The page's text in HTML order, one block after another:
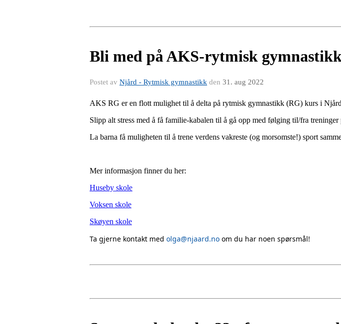
Bli med på AKS-rytmisk
Postet av Njård - Rytmisk gymnastikk den 31. aug 2022
AKS RG er en flott mulighet til å delta på rytmisk gymnastikk (RG) kurs i
Slipp alt stress med å få familie-kabalen til å gå opp med følging til/fra
La barna få muligheten til å trene verdens vakreste (og morsomste!) sport
Mer informasjon finner du her:
Huseby skole
Voksen skole
Skøyen skole
Ta gjerne kontakt med olga@njaard.no om du har noen spørsmål!